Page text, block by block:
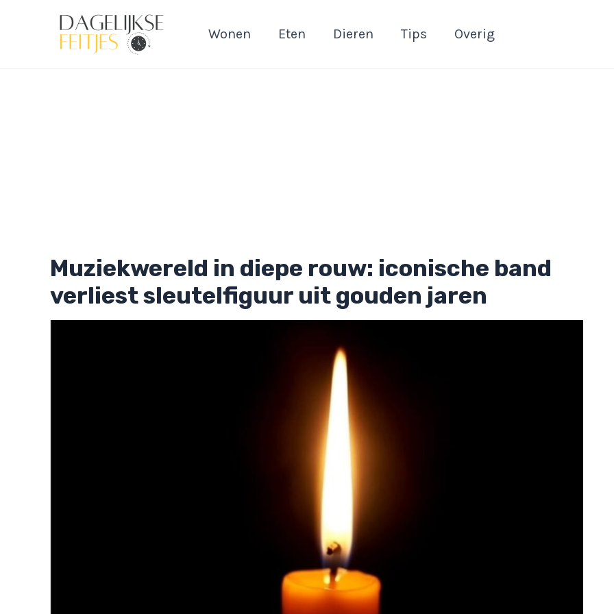
Wonen Eten Dieren Tips Overig
Muziekwereld in diepe rouw: iconische band
verliest sleutelfiguur uit gouden jaren